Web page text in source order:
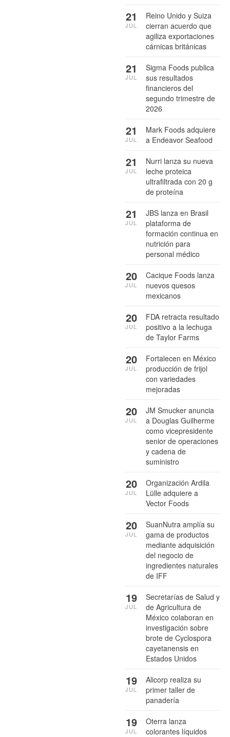
Reino Unido y Suiza
cierran acuerdo que
agiliza exportaciones
cárnicas británicas
21
JUL
Sigma Foods publica
sus resultados
financieros del
segundo trimestre de
2026
21
JUL
Mark Foods adquiere
a Endeavor Seafood
21
JUL
Nurri lanza su nueva
leche proteica
ultrafiltrada con 20 g
de proteína
21
JUL
JBS lanza en Brasil
plataforma de
formación continua en
nutrición para
personal médico
21
JUL
Cacique Foods lanza
nuevos quesos
mexicanos
20
JUL
FDA retracta resultado
positivo a la lechuga
de Taylor Farms
20
JUL
Fortalecen en México
producción de frijol
con variedades
mejoradas
20
JUL
JM Smucker anuncia
a Douglas Guilherme
como vicepresidente
senior de operaciones
y cadena de
suministro
20
JUL
Organización Ardila
Lülle adquiere a
Vector Foods
20
JUL
SuanNutra amplía su
gama de productos
mediante adquisición
del negocio de
ingredientes naturales
de IFF
20
JUL
Secretarías de Salud y
de Agricultura de
México colaboran en
investigación sobre
brote de Cyclospora
cayetanensis en
Estados Unidos
19
JUL
Alicorp realiza su
primer taller de
panadería
19
JUL
Oterra lanza
colorantes líquidos
19
JUL